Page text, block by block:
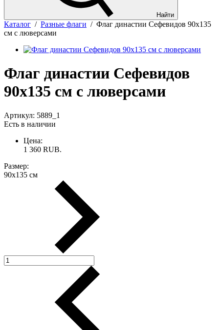
Найти
Каталог / Разные флаги / Флаг династии Сефевидов 90x135
см с люверсами
Флаг династии Сефевидов
90x135 см с люверсами
Артикул: 5889_1
Есть в наличии
Цена:
1 360 RUB.
Размер:
90х135 см